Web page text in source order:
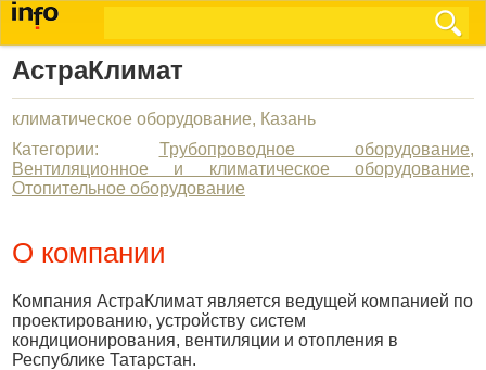
АстраКлимат
климатическое оборудование, Казань
Категории: Трубопроводное оборудование,
Вентиляционное и климатическое оборудование,
Отопительное оборудование
О компании
Компания АстраКлимат является ведущей компанией по
проектированию, устройству систем
кондиционирования, вентиляции и отопления в
Республике Татарстан.